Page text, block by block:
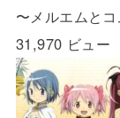
〜メルエムと
31,970 ビュー